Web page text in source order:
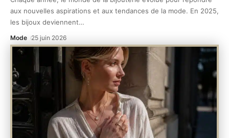
aux nouvelles aspirations et aux tendances de la mode. En 2025,
les bijoux deviennent…
Mode 25 juin 2026